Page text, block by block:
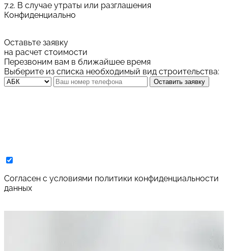
7.2. В случае утраты или разглашения
Конфиденциально
Оставьте заявку
на расчет стоимости
Перезвоним вам в ближайшее время
Выберите из списка необходимый вид строительства:
Оставить заявку
Cогласен с условиями политики конфиденциальности
данных